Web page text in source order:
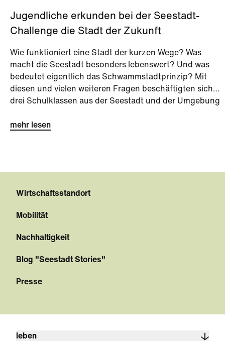
Jugendliche erkunden bei der Seestadt-
Challenge die Stadt der Zukunft
Wie funktioniert eine Stadt der kurzen Wege? Was
macht die Seestadt besonders lebenswert? Und was
bedeutet eigentlich das Schwammstadtprinzip? Mit
diesen und vielen weiteren Fragen beschäftigten sich
drei Schulklassen aus der Seestadt und der Umgebung
mehr lesen
Wirtschaftsstandort
Mobilität
Nachhaltigkeit
Blog "Seestadt Stories"
Presse
leben